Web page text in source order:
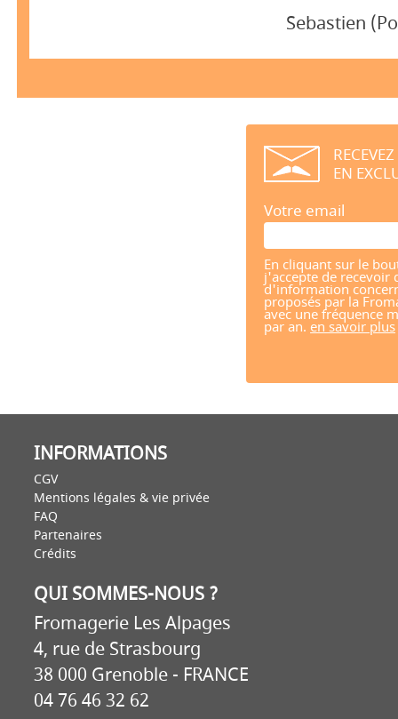
Sebastien
EN
Votre email
En cliquant sur le
j'accepte de recevoir
d'information
proposés par la
avec une fréquence
par an. en savoir plus
INFORMATIONS
CGV
Mentions légales & vie privée
FAQ
Partenaires
Crédits
QUI SOMMES-NOUS ?
Fromagerie Les Alpages
4, rue de Strasbourg
38 000 Grenoble - FRANCE
04 76 46 32 62